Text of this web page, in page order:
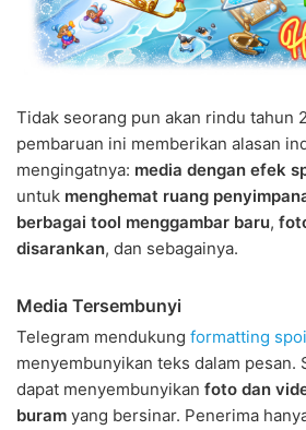
Tidak seorang pun akan rindu tahun
pembaruan ini memberikan alasan
mengingatnya: media dengan efek
untuk menghemat ruang
berbagai tool menggambar baru,
disarankan, dan sebagainya.
Media Tersembunyi
Telegram mendukung formatting
menyembunyikan teks dalam pesan.
dapat menyembunyikan foto dan
buram yang bersinar. Penerima